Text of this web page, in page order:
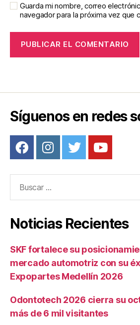
Guarda mi nombre, correo
navegador para la próxima vez que
Síguenos en redes
Noticias Recientes
SKF fortalece su
mercado automotriz con su
Expopartes Medellín 2026
Odontotech 2026 cierra su
más de 6 mil visitantes